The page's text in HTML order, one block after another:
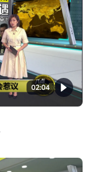
02:04